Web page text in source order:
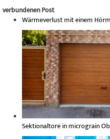
verbundenen Post
Wärmeverlust mit einem
Sektionaltore in micrograin